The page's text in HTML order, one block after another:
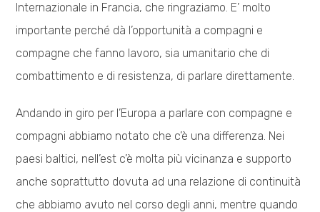
Internazionale in Francia, che ringraziamo. E’ molto
importante perché dà l’opportunità a compagni e
compagne che fanno lavoro, sia umanitario che di
combattimento e di resistenza, di parlare direttamente.
Andando in giro per l’Europa a parlare con compagne e
compagni abbiamo notato che c’è una differenza. Nei
paesi baltici, nell’est c’è molta più vicinanza e supporto
anche soprattutto dovuta ad una relazione di continuità
che abbiamo avuto nel corso degli anni, mentre quando